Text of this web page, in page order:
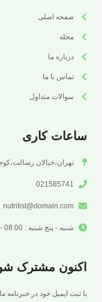
صفحه اصلی
مجله
درباره ما
تماس با ما
سوالات متداول
ساعات کاری
تهران،خیالان رسالت،کوجه 12،پلاک
021585741
nutritist@domain.com
شنبه - پنج شنبه : 08:00 - 18:00
اکنون مشترک
با ثبت ایمیل خود در خبرنامه